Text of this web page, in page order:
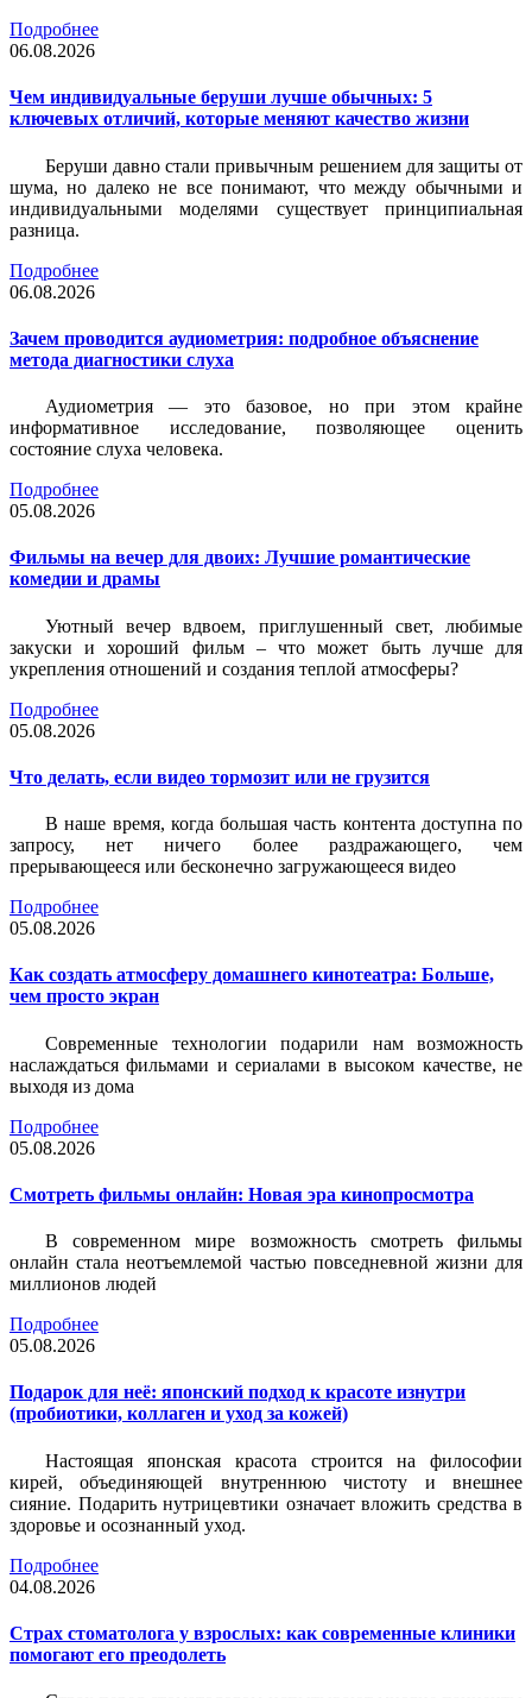
Подробнее
06.08.2026
Чем индивидуальные беруши лучше обычных: 5
ключевых отличий, которые меняют качество жизни
Беруши давно стали привычным решением для защиты от
шума, но далеко не все понимают, что между обычными и
индивидуальными моделями существует принципиальная
разница.
Подробнее
06.08.2026
Зачем проводится аудиометрия: подробное объяснение
метода диагностики слуха
Аудиометрия — это базовое, но при этом крайне
информативное исследование, позволяющее оценить
состояние слуха человека.
Подробнее
05.08.2026
Фильмы на вечер для двоих: Лучшие романтические
комедии и драмы
Уютный вечер вдвоем, приглушенный свет, любимые
закуски и хороший фильм – что может быть лучше для
укрепления отношений и создания теплой атмосферы?
Подробнее
05.08.2026
Что делать, если видео тормозит или не грузится
В наше время, когда большая часть контента доступна по
запросу, нет ничего более раздражающего, чем
прерывающееся или бесконечно загружающееся видео
Подробнее
05.08.2026
Как создать атмосферу домашнего кинотеатра: Больше,
чем просто экран
Современные технологии подарили нам возможность
наслаждаться фильмами и сериалами в высоком качестве, не
выходя из дома
Подробнее
05.08.2026
Смотреть фильмы онлайн: Новая эра кинопросмотра
В современном мире возможность смотреть фильмы
онлайн стала неотъемлемой частью повседневной жизни для
миллионов людей
Подробнее
05.08.2026
Подарок для неё: японский подход к красоте изнутри
(пробиотики, коллаген и уход за кожей)
Настоящая японская красота строится на философии
кирей, объединяющей внутреннюю чистоту и внешнее
сияние. Подарить нутрицевтики означает вложить средства в
здоровье и осознанный уход.
Подробнее
04.08.2026
Страх стоматолога у взрослых: как современные клиники
помогают его преодолеть